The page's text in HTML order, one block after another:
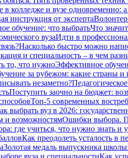
в колледже и вузе одновременно:
инструкция от эксперта
обучение: что выбратьЧто
вузаИдти в
Насколько быстро можно
и специальность – в чем
то, что нужноЭффективное
за рубежом: какие страны и
незаметно?
Поступить заочно на бюджет:
Топ-5 современных
выбрать вуз в 2026:
и возможностямОшибки выбора.
где учиться, что нужно знать и
Как преодолеть усталость в
Золотая медаль выпускника
вуза и специальностиКак